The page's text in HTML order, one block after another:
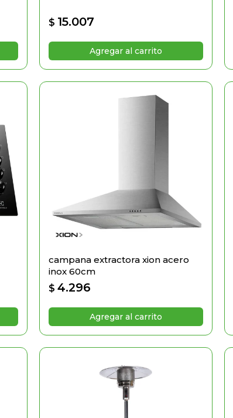
$ 15.007
campana extractora xion acero
inox 60cm
$ 4.296